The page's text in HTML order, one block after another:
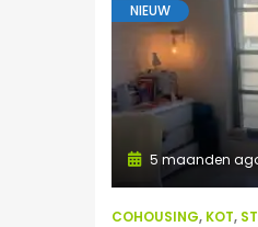
NIEUW
5 maanden
COHOUSING, KOT,